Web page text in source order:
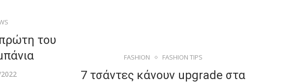
του
FASHION FASHION TIPS
7 τσάντες κάνουν upgrade στα